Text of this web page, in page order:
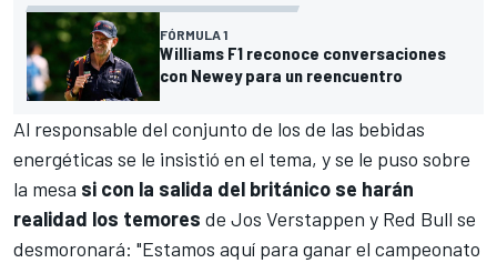
FÓRMULA 1
Williams F1 reconoce conversaciones
con Newey para un reencuentro
Al responsable del conjunto de los de las bebidas
energéticas se le insistió en el tema, y se le puso sobre
la mesa si con la salida del británico se harán
realidad los temores de Jos Verstappen y Red Bull se
desmoronará: "Estamos aquí para ganar el campeonato